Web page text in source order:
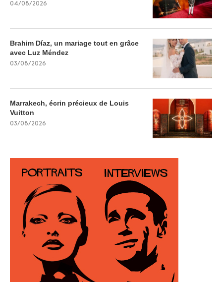
04/08/2026
Brahim Díaz, un mariage tout en grâce
avec Luz Méndez
03/08/2026
Marrakech, écrin précieux de Louis
Vuitton
03/08/2026